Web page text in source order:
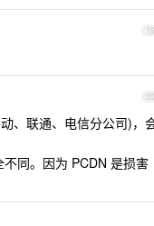
19
20
、联通、电信分公司)，
同。因为 PCDN 是损害